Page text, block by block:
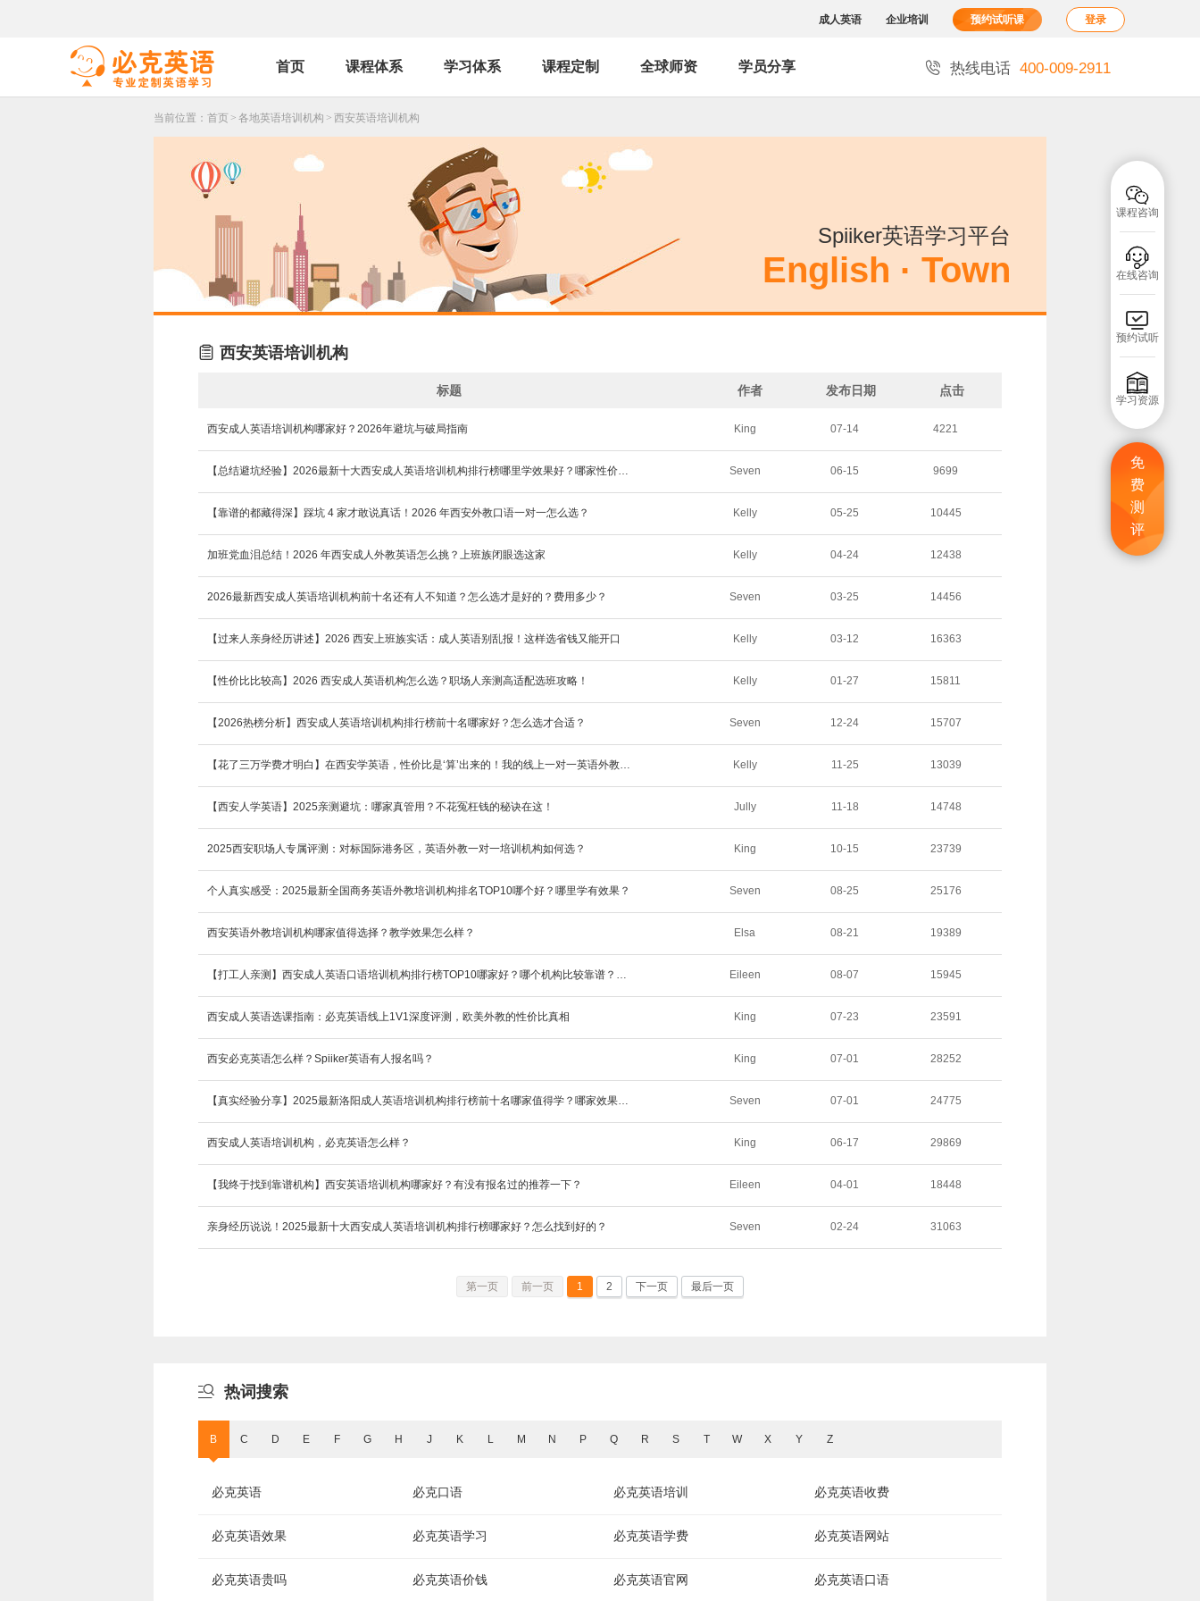
成人英语 企业培训 预约试听课 登录
首页 课程体系 学习体系 课程定制 全球师资 学员分享  热线电话 400-009-2911

课程咨询

在线咨询

预约试听

学习资源
免
费
测
评
当前位置： 首页 > 各地英语培训机构 > 西安英语培训机构
Spiiker英语学习平台
English · Town
 西安英语培训机构
标题 作者 发布日期 点击
西安成人英语培训机构哪家好？2026年避坑与破局指南 King 07-14 4221
【总结避坑经验】2026最新十大西安成人英语培训机构排行榜哪里学效果好？哪家性价比高？ Seven 06-15 9699
【靠谱的都藏得深】踩坑 4 家才敢说真话！2026 年西安外教口语一对一怎么选？ Kelly 05-25 10445
加班党血泪总结！2026 年西安成人外教英语怎么挑？上班族闭眼选这家 Kelly 04-24 12438
2026最新西安成人英语培训机构前十名还有人不知道？怎么选才是好的？费用多少？ Seven 03-25 14456
【过来人亲身经历讲述】2026 西安上班族实话：成人英语别乱报！这样选省钱又能开口 Kelly 03-12 16363
【性价比比较高】2026 西安成人英语机构怎么选？职场人亲测高适配选班攻略！ Kelly 01-27 15811
【2026热榜分析】西安成人英语培训机构排行榜前十名哪家好？怎么选才合适？ Seven 12-24 15707
【花了三万学费才明白】在西安学英语，性价比是‘算’出来的！我的线上一对一英语外教课选择逻辑 Kelly 11-25 13039
【西安人学英语】2025亲测避坑：哪家真管用？不花冤枉钱的秘诀在这！ Jully 11-18 14748
​​2025西安职场人专属评测：对标国际港务区，英语外教一对一培训机构如何选？​​ King 10-15 23739
个人真实感受：2025最新全国商务英语外教培训机构排名TOP10哪个好？哪里学有效果？ Seven 08-25 25176
西安英语外教培训机构哪家值得选择？教学效果怎么样？ Elsa 08-21 19389
​【打工人亲测】西安成人英语口语培训机构排行榜TOP10哪家好？哪个机构比较靠谱？学习过的来推荐一下 Eileen 08-07 15945
西安成人英语选课指南：必克英语线上1V1深度评测，欧美外教的性价比真相 King 07-23 23591
西安必克英语怎么样？Spiiker英语有人报名吗？ King 07-01 28252
【真实经验分享】2025最新洛阳成人英语培训机构排行榜前十名哪家值得学？哪家效果好？ Seven 07-01 24775
西安成人英语培训机构，必克英语怎么样？ King 06-17 29869
​【我终于找到靠谱机构】西安英语培训机构哪家好？有没有报名过的推荐一下？ Eileen 04-01 18448
亲身经历说说！2025最新十大西安成人英语培训机构排行榜哪家好？怎么找到好的？ Seven 02-24 31063
第一页 前一页 1 2 下一页 最后一页
 热词搜索
B C D E F G H J K L M N P Q R S T W X Y Z
必克英语 必克口语 必克英语培训 必克英语收费
必克英语效果 必克英语学习 必克英语学费 必克英语网站
必克英语贵吗 必克英语价钱 必克英语官网 必克英语口语